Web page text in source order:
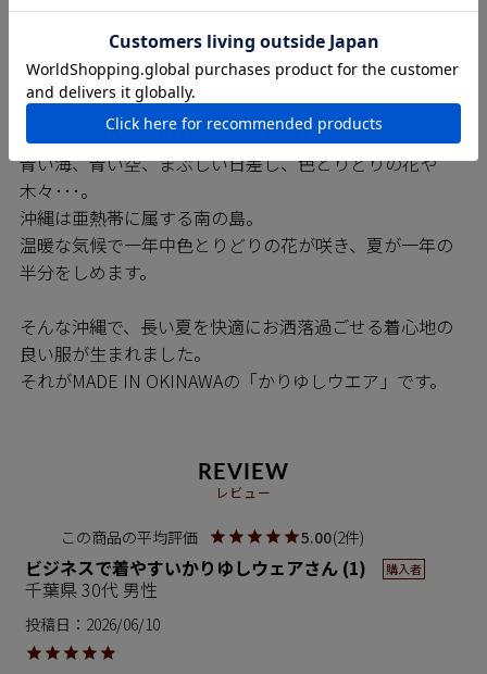
MAJUNシャツは高いレベルの縫製が約束されています。
※巻き伏せ本縫い・・・耐久性の高い縫製方法で仕上が
りの見栄えもよく、オーダーメイドシャツや 高級ブラン
ドのシャツでも多く採用されている縫製方法です。
青い海、青い空、まぶしい日差し、色とりどりの花や
木々･･･。
沖縄は亜熱帯に属する南の島。
温暖な気候で一年中色とりどりの花が咲き、夏が一年の
半分をしめます。
そんな沖縄で、長い夏を快適にお洒落過ごせる着心地の
良い服が生まれました。
それがMADE IN OKINAWAの「かりゆしウエア」です。
REVIEW
レビュー
5.00 2
ビジネスで着やすいかりゆしウェア 1 購入者
千葉県30代 男性
投稿日 2026/06/10